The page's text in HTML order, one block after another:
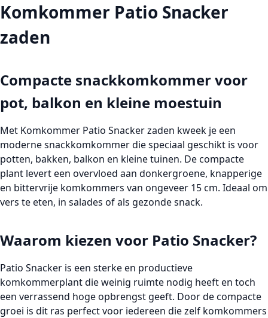
Komkommer Patio Snacker
zaden
Compacte snackkomkommer voor
pot, balkon en kleine moestuin
Met Komkommer Patio Snacker zaden kweek je een
modernesnackkomkommerdie speciaal geschikt is voor
potten, bakken, balkon en kleine tuinen. De compacte
plant levert een overvloed aan donkergroene, knapperige
en bittervrije komkommers van ongeveer 15 cm. Ideaal om
vers te eten, in salades of als gezonde snack.
Waarom kiezen voor Patio Snacker?
Patio Snacker is een sterke en productieve
komkommerplant die weinig ruimte nodig heeft en toch
een verrassend hoge opbrengst geeft. Door de compacte
groei is dit ras perfect voor iedereen die zelf komkommers